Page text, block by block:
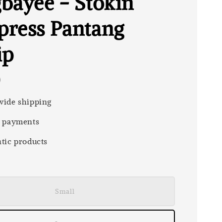
Pantang
shipping
payments
products
Small